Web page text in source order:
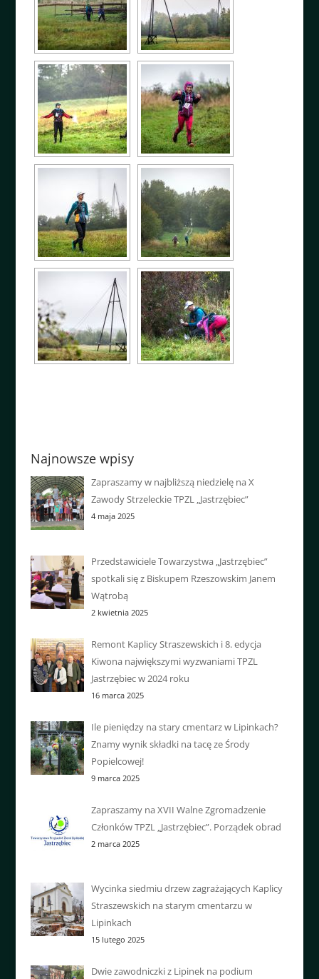
Najnowsze wpisy
Zapraszamy w najbliższą niedzielę na X
Zawody Strzeleckie TPZL „Jastrzębiec”
4 maja 2025
Przedstawiciele Towarzystwa „Jastrzębiec”
spotkali się z Biskupem Rzeszowskim Janem
Wątrobą
2 kwietnia 2025
Remont Kaplicy Straszewskich i 8. edycja
Kiwona największymi wyzwaniami TPZL
Jastrzębiec w 2024 roku
16 marca 2025
Ile pieniędzy na stary cmentarz w Lipinkach?
Znamy wynik składki na tacę ze Środy
Popielcowej!
9 marca 2025
Zapraszamy na XVII Walne Zgromadzenie
Członków TPZL „Jastrzębiec”. Porządek obrad
2 marca 2025
Wycinka siedmiu drzew zagrażających Kaplicy
Straszewskich na starym cmentarzu w
Lipinkach
15 lutego 2025
Dwie zawodniczki z Lipinek na podium